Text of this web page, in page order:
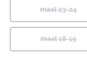
maat 23-24
maat 18-19